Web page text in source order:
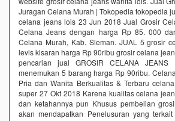
Juragan Celana Murah | Tokopedia tokopedia
celana jeans lois 23 Jun 2018 Jual Grosir
Celana Jeans dengan harga Rp 85. 000
Celana Murah, Kab. Sleman. JUAL 5 grosir
levis kisaran harga Rp 90ribu grosir celana
pencarian jual GROSIR CELANA JEANS
menemukan 5 barang harga Rp 90ribu.
Pria dan Wanita Berkualitas & Terbaru
super 27 Okt 2018 Karena kualitas celana
dan ketahannya pun Khusus pembelian
akan mendapatkan Penelusuran yang